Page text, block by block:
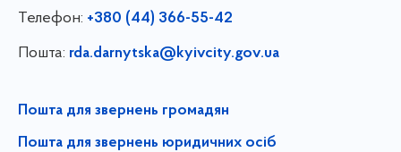
Телефон: +380 (44) 366-55-42
Пошта: rda.darnytska@kyivcity.gov.ua
Пошта для звернень громадян
Пошта для звернень юридичних осіб